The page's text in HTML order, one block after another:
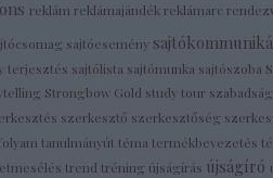
reklám reklámajándék reklámarc
sajtóesemény
terjesztés sajtólista sajtómunka sajtószoba
Strongbow Gold study tour szabadság
szerkesztő szerkesztőség
tanulmányút téma termékbevezetés
trend tréning újságírás újságíró